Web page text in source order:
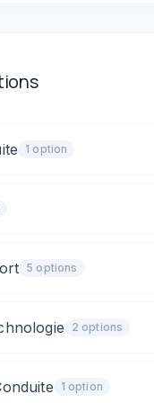
1 option
5 options
(1/3 - 2/3)
2 options
1 option